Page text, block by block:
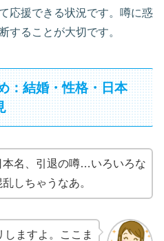
応援できる状況です。噂に惑
することが大切です。
：結婚・性格・日本
本名、引退の噂…いろいろな
しちゃうなあ。
ますよ。ここま